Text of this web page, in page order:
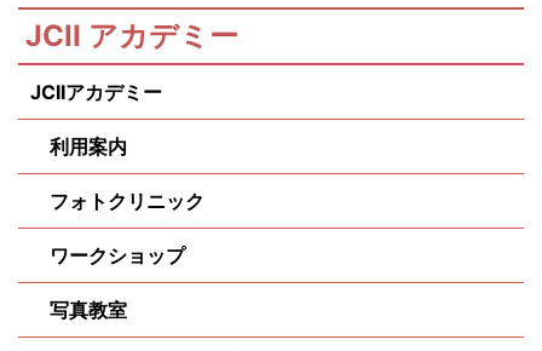
JCII アカデミー
JCIIアカデミー
利用案内
フォトクリニック
ワークショップ
写真教室